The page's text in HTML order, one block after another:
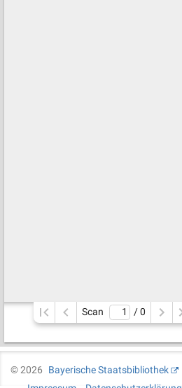
Scan / 0
©2026
Bayerische Staatsbibliothek